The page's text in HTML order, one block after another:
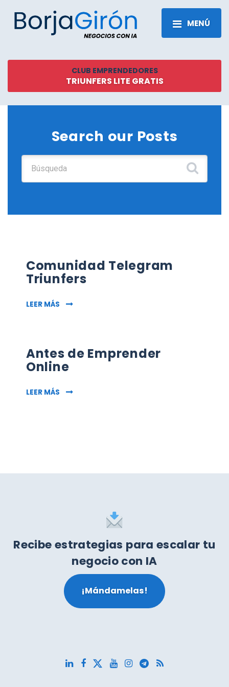
MENÚ
CLUB EMPRENDEDORES
TRIUNFERS LITE GRATIS
Search our Posts
Comunidad Telegram
Triunfers
LEER MÁS COMUNIDAD TELEGRAM TRIUNFERS
Antes de Emprender
Online
LEER MÁS ANTES DE EMPRENDER ONLINE
Recibe estrategias para escalar tu
negocio con IA
¡Mándamelas!